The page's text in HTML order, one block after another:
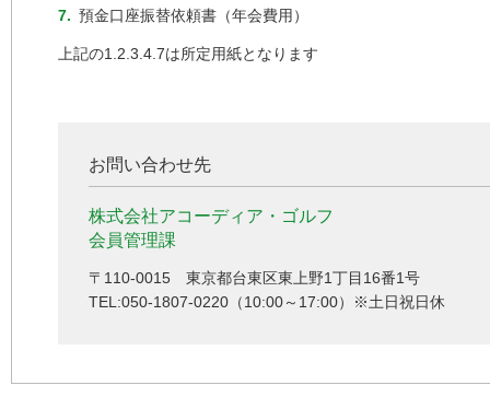
7. 預金口座振替依頼書（年会費用）
上記の1.2.3.4.7は所定用紙となります
お問い合わせ先
株式会社アコーディア・ゴルフ
会員管理課
〒110-0015 東京都台東区東上野1丁目16番1号
TEL:050-1807-0220（10:00～17:00）※土日祝日休